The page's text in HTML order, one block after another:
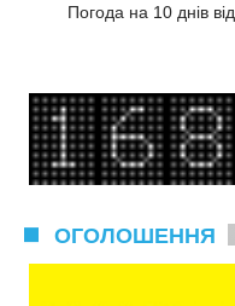
Погода на 10 днів від
ОГОЛОШЕННЯ